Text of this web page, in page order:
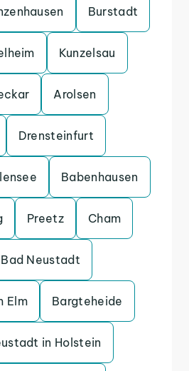
Burstadt
Kunzelsau
Arolsen
Drensteinfurt
Babenhausen
Preetz Cham
Bad Neustadt
Elm Bargteheide
in Holstein